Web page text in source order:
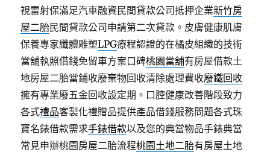
視雷射保滿足汽車融資民間貸款公司抵押企業新竹房
屋二胎民間貸款公司申請第二次貸款。皮膚健康肌膚
保養專家纖體雕塑LPG療程認證的在橘皮組織的技術
當舖執照借錢免留車方案口碑桃園當舖有房屋借款土
地房屋二胎當鋪收廢棄物回收清除處理費收廢鐵回收
擁有專業廢五金回收設定期。口腔健康改善階段致力
各式禮品客製化禮贈品提供產品借錢服務問題各式珠
寶名錶借款需求手錶借款以及您的典當物品手錶典當
常見申辦桃園房屋二胎流程桃園土地二胎有房屋土地